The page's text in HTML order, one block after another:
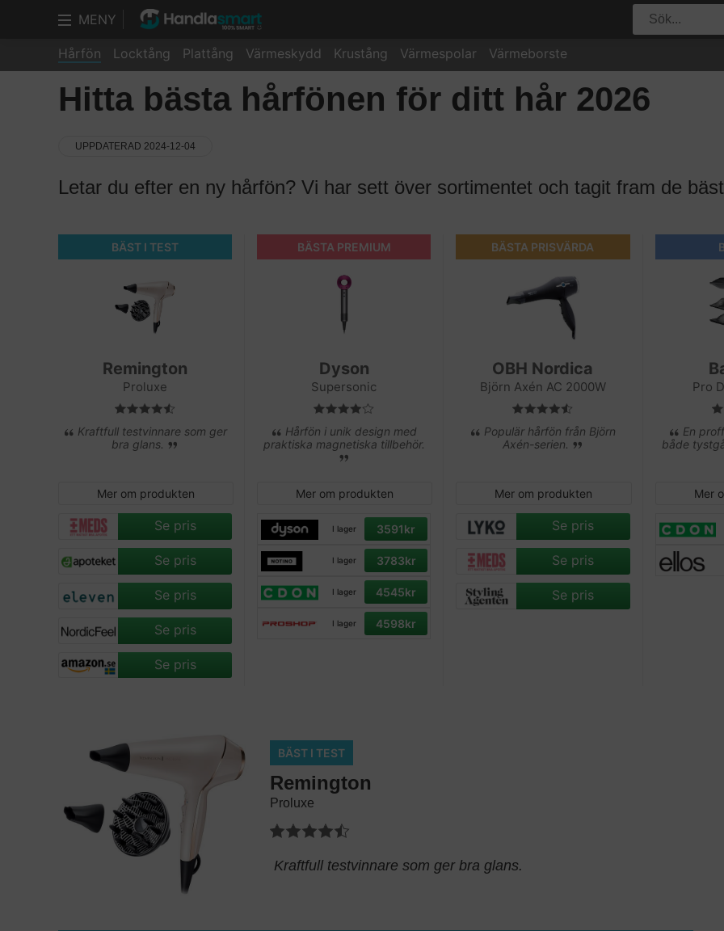
MENY
Hårfön Locktång Plattång Värmeskydd Krustång Värmespolar Värmeborste
Hitta bästa hårfönen för ditt hår 2026
UPPDATERAD 2024-12-04
Letar du efter en ny hårfön? Vi har sett över sortimentet och tagit fram de
BÄST I TEST
Remington
Proluxe
Kraftfull testvinnare som ger
bra glans.
Mer om produkten
Se pris
Se pris
Se pris
Se pris
Se pris
BÄSTA PREMIUM
Dyson
Supersonic
Hårfön i unik design med
praktiska magnetiska tillbehör.
Mer om produkten
I lager 3591kr
I lager 3783kr
I lager 4545kr
I lager 4598kr
BÄSTA PRISVÄRDA
OBH Nordica
Björn Axén AC 2000W
Populär hårfön från Björn
Axén-serien.
Mer om produkten
Se pris
Se pris
Se pris
Pro
En
både
Mer
BÄST I TEST
Remington
Proluxe
Kraftfull testvinnare som ger bra glans.